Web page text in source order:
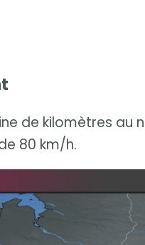
de kilomètres
80 km/h.